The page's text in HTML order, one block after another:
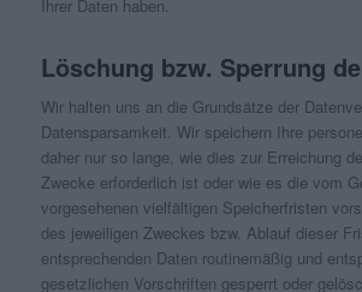
Ihrer Daten haben.
Löschung bzw. Sperrung
Wir halten uns an die Grundsätze der
Datensparsamkeit. Wir speichern Ihre
daher nur so lange, wie dies zur Erreichung
Zwecke erforderlich ist oder wie es die vom
vorgesehenen vielfältigen Speicherfristen
des jeweiligen Zweckes bzw. Ablauf dieser
entsprechenden Daten routinemäßig und
gesetzlichen Vorschriften gesperrt oder